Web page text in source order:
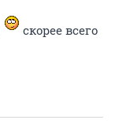
скорее всего